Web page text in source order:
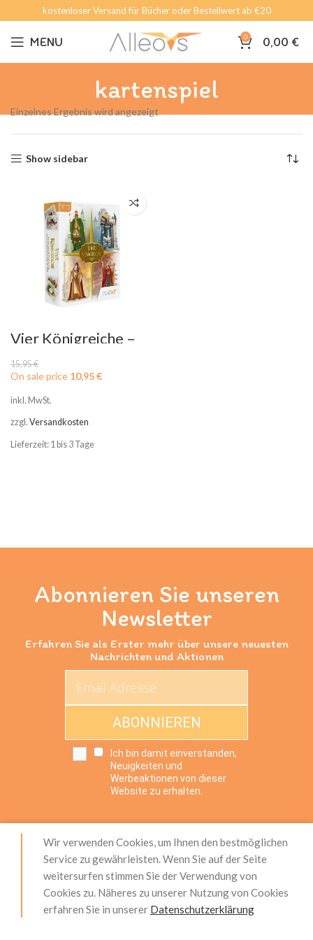
kostenloser Versand für Bücher oder Bestellwert ab €20
MENU 0 0,00 €
kartenspiel
Einzelnes Ergebnis wird angezeigt
Show sidebar
Vier Königreiche –
Familien
Strategiespiel
15,95€
On sale price 10,95€
inkl. MwSt.
zzgl. Versandkosten
Lieferzeit: 1 bis 3 Tage
Abonnieren Sie unseren
Newsletter
Erfahren Sie als Erster mehr über unsere neuesten
Nachrichten und Aktionen
ABONNIEREN
Ich bin damit einverstanden,
Neuigkeiten und
Werbeaktionen von dieser
Website zu erhalten.
Impressum|Produktsicherheit (GPSR)|AGB
Widerrufsrecht|Zahlung und Versand
Datenschutzerklärung|Über Uns|Unser Service
Kontakt|Blog
Wir verwenden Cookies, um Ihnen den bestmöglichen
Service zu gewährleisten. Wenn Sie auf der Seite
weitersurfen stimmen Sie der Verwendung von
Cookies zu. Näheres zu unserer Nutzung von Cookies
erfahren Sie in unserer Datenschutzerklärung